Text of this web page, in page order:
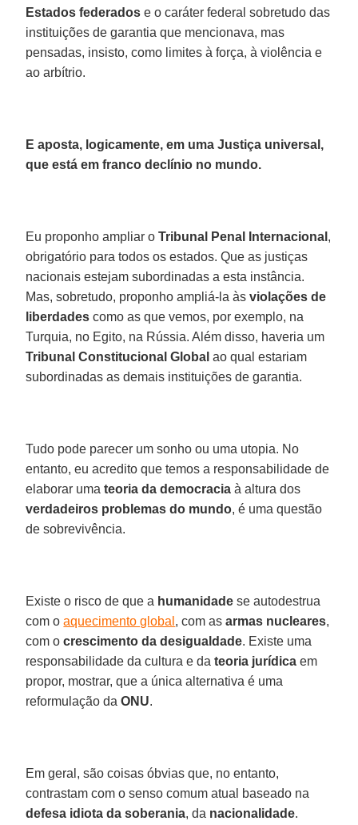
Estados federados e o caráter federal sobretudo das
instituições de garantia que mencionava, mas
pensadas, insisto, como limites à força, à violência e
ao arbítrio.
E aposta, logicamente, em uma Justiça universal,
que está em franco declínio no mundo.
Eu proponho ampliar oTribunal Penal Internacional ,
obrigatório para todos os estados. Que as justiças
nacionais estejam subordinadas a esta instância.
Mas, sobretudo, proponho ampliá-la àsviolações de
liberdades como as que vemos, por exemplo, na
Turquia, no Egito, na Rússia. Além disso, haveria um
Tribunal Constitucional Global ao qual estariam
subordinadas as demais instituições de garantia.
Tudo pode parecer um sonho ou uma utopia. No
entanto, eu acredito que temos a responsabilidade de
elaborar umateoria da democracia à altura dos
verdadeiros problemas do mundo, é uma questão
de sobrevivência.
Existe o risco de que a humanidade se autodestrua
com oaquecimento global , com asarmas nucleares,
com ocrescimento da desigualdade. Existe uma
responsabilidade da cultura e da teoria jurídica em
propor, mostrar, que a única alternativa é uma
reformulação daONU.
Em geral, são coisas óbvias que, no entanto,
contrastam com o senso comum atual baseado na
defesa idiota da soberania, da nacionalidade.